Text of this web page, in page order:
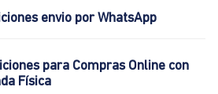
envio por WhatsApp
para Compras Online con
Física